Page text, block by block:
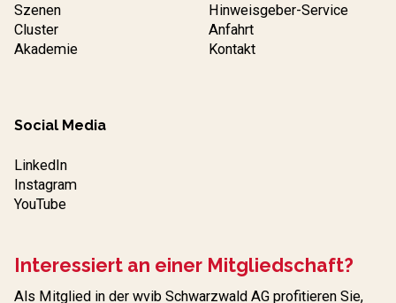
Szenen
Cluster
Akademie
Hinweisgeber-Service
Anfahrt
Kontakt
Social Media
LinkedIn
Instagram
YouTube
Interessiert an einer Mitgliedschaft?
Als Mitglied in der wvib Schwarzwald AG profitieren Sie,